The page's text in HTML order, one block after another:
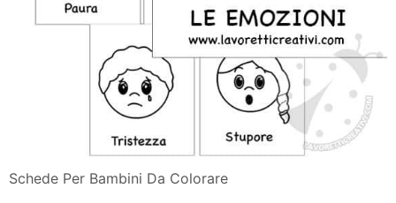
Schede Per Bambini Da Colorare